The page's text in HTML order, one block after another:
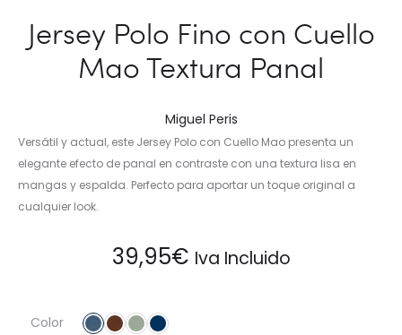
Jersey Polo Fino con Cuello
Mao Textura Panal
Miguel Peris
Versátil y actual, este Jersey Polo con Cuello Mao presenta un
elegante efecto de panal en contraste con una textura lisa en
mangas y espalda. Perfecto para aportar un toque original a
cualquier look.
39,95€ Iva Incluido
Color